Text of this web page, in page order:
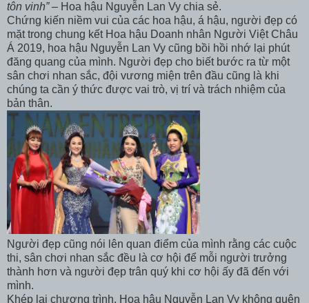
tôn vinh”– Hoa hậu Nguyễn Lan Vy chia sẻ.
Chứng kiến niềm vui của các hoa hậu, á hậu, người đẹp có
mặt trong chung kết Hoa hậu Doanh nhân Người Việt Châu
Á 2019, hoa hậu Nguyễn Lan Vy cũng bồi hồi nhớ lại phút
đăng quang của mình. Người đẹp cho biết bước ra từ một
sân chơi nhan sắc, đội vương miện trên đầu cũng là khi
chúng ta cần ý thức được vai trò, vị trí và trách nhiệm của
bản thân.
Người đẹp cũng nói lên quan điểm của mình rằng các cuộc
thi, sân chơi nhan sắc đều là cơ hội để mỗi người trưởng
thành hơn và người đẹp trân quý khi cơ hội ấy đã đến với
mình.
Khép lại chương trình, Hoa hậu Nguyễn Lan Vy không quên